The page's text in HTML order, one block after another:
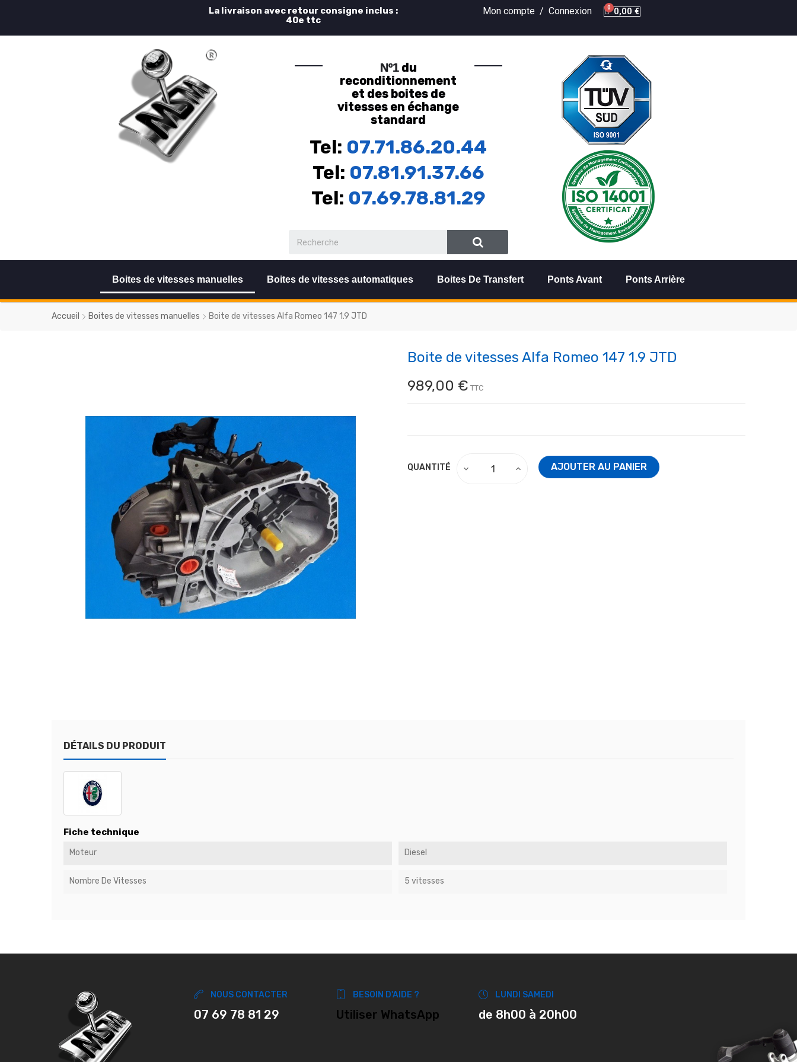
La livraison avec retour consigne inclus :
40e ttc
Mon compte / Connexion 0,00 €
Nº1du
reconditionnement
et des boites de
vitesses en échange
standard
Tel: 07.71.86.20.44
Tel: 07.81.91.37.66
Tel: 07.69.78.81.29
Boites de vitesses manuelles Boites de vitesses automatiques Boites De Transfert Ponts Avant Ponts Arrière
Accueil Boites de vitesses manuelles Boite de vitesses Alfa Romeo 147 1.9 JTD
Boite de vitesses Alfa Romeo 147 1.9 JTD
989,00 € TTC
QUANTITÉ AJOUTER AU PANIER
DÉTAILS DU PRODUIT
Fiche technique
Moteur Diesel
Nombre De Vitesses 5 vitesses
NOUS CONTACTER
07 69 78 81 29
BESOIN D'AIDE ?
Utiliser WhatsApp
LUNDI SAMEDI
de 8h00 à 20h00